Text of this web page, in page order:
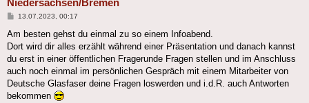
Niedersachsen/Bremen
Beitrag
13.07.2023, 00:17
Am besten gehst du einmal zu so einem Infoabend.
Dort wird dir alles erzählt während einer Präsentation und danach kannst
du erst in einer öffentlichen Fragerunde Fragen stellen und im Anschluss
auch noch einmal im persönlichen Gespräch mit einem Mitarbeiter von
Deutsche Glasfaser deine Fragen loswerden und i.d.R. auch Antworten
bekommen